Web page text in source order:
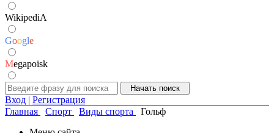
WikipediA
Google
Megapoisk
Вход | Регистрация
Главная
Спорт Виды спорта
Гольф